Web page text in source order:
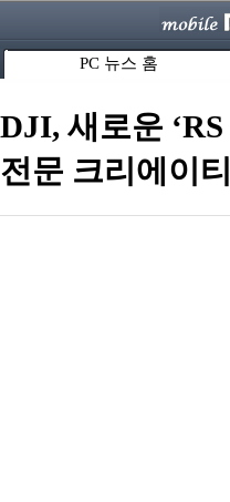
PC 뉴스 홈
DJI, 새로운
전문 크리에이